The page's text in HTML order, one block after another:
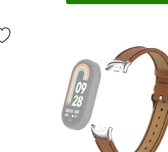
Markera xiaomi Smart Band 10/9/8